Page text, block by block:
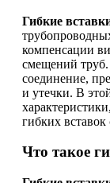
Гибкие
компенсации
смещений
соединение,
и утечки. В
гибких
Что такое